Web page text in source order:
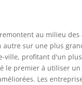
au milieu des
sur une plus
ville, profitant d'un
le premier à utiliser
Les